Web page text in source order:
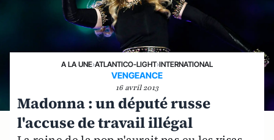
A LA UNE›ATLANTICO-LIGHT›INTERNATIONAL
VENGEANCE
16 avril 2013
Madonna : un député russe
l'accuse de travail illégal